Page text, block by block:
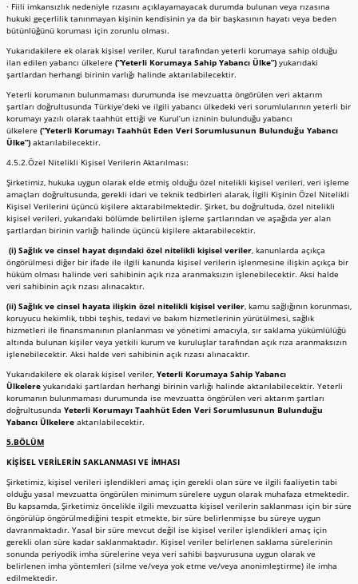
· Fiili imkansızlık nedeniyle rızasını açıklayamayacak durumda bulunan veya rızasına
hukuki geçerlilik tanınmayan kişinin kendisinin ya da bir başkasının hayatı veya beden
bütünlüğünü koruması için zorunlu olması.
Yukarıdakilere ek olarak kişisel veriler, Kurul tarafından yeterli korumaya sahip olduğu
ilan edilen yabancı ülkelere (“Yeterli Korumaya Sahip Yabancı Ülke”) yukarıdaki
şartlardan herhangi birinin varlığı halinde aktarılabilecektir.
Yeterli korumanın bulunmaması durumunda ise mevzuatta öngörülen veri aktarım
şartları doğrultusunda Türkiye’deki ve ilgili yabancı ülkedeki veri sorumlularının yeterli bir
korumayı yazılı olarak taahhüt ettiği ve Kurul’un izninin bulunduğu yabancı
ülkelere (“Yeterli Korumayı Taahhüt Eden Veri Sorumlusunun Bulunduğu Yabancı
Ülke”) aktarılabilecektir.
4.5.2.Özel Nitelikli Kişisel Verilerin Aktarılması:
Şirketimiz, hukuka uygun olarak elde etmiş olduğu özel nitelikli kişisel verileri, veri işleme
amaçları doğrultusunda, gerekli idari ve teknik tedbirleri alarak, İlgili Kişinin Özel Nitelikli
Kişisel Verilerini üçüncü kişilere aktarabilmektedir. Şirket, bu doğrultuda, özel nitelikli
kişisel verileri, yukarıdaki bölümde belirtilen işleme şartlarından ve aşağıda yer alan
şartlardan birinin varlığı halinde üçüncü kişilere aktarabilecektir.
(i) Sağlık ve cinsel hayat dışındaki özel nitelikli kişisel veriler, kanunlarda açıkça
öngörülmesi diğer bir ifade ile ilgili kanunda kişisel verilerin işlenmesine ilişkin açıkça bir
hüküm olması halinde veri sahibinin açık rıza aranmaksızın işlenebilecektir. Aksi halde
veri sahibinin açık rızası alınacaktır.
(ii) Sağlık ve cinsel hayata ilişkin özel nitelikli kişisel veriler, kamu sağlığının korunması,
koruyucu hekimlik, tıbbi teşhis, tedavi ve bakım hizmetlerinin yürütülmesi, sağlık
hizmetleri ile finansmanının planlanması ve yönetimi amacıyla, sır saklama yükümlülüğü
altında bulunan kişiler veya yetkili kurum ve kuruluşlar tarafından açık rıza aranmaksızın
işlenebilecektir. Aksi halde veri sahibinin açık rızası alınacaktır.
Yukarıdakilere ek olarak kişisel veriler, Yeterli Korumaya Sahip Yabancı
Ülkelere yukarıdaki şartlardan herhangi birinin varlığı halinde aktarılabilecektir. Yeterli
korumanın bulunmaması durumunda ise mevzuatta öngörülen veri aktarım şartları
doğrultusunda Yeterli Korumayı Taahhüt Eden Veri Sorumlusunun Bulunduğu
Yabancı Ülkelere aktarılabilecektir.
5.BÖLÜM
KİŞİSEL VERİLERİN SAKLANMASI VE İMHASI
Şirketimiz, kişisel verileri işlendikleri amaç için gerekli olan süre ve ilgili faaliyetin tabi
olduğu yasal mevzuatta öngörülen minimum sürelere uygun olarak muhafaza etmektedir.
Bu kapsamda, Şirketimiz öncelikle ilgili mevzuatta kişisel verilerin saklanması için bir süre
öngörülüp öngörülmediğini tespit etmekte, bir süre belirlenmişse bu süreye uygun
davranmaktadır. Yasal bir süre mevcut değil ise kişisel veriler işlendikleri amaç için
gerekli olan süre kadar saklanmaktadır. Kişisel veriler belirlenen saklama sürelerinin
sonunda periyodik imha sürelerine veya veri sahibi başvurusuna uygun olarak ve
belirlenen imha yöntemleri (silme ve/veya yok etme ve/veya anonimleştirme) ile imha
edilmektedir.